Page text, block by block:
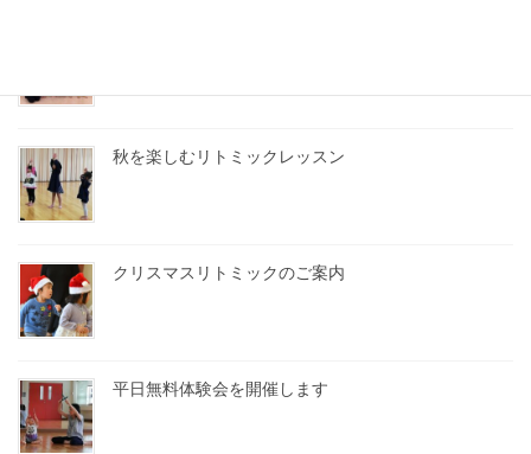
秋を楽しむリトミックレッスン
クリスマスリトミックのご案内
平日無料体験会を開催します